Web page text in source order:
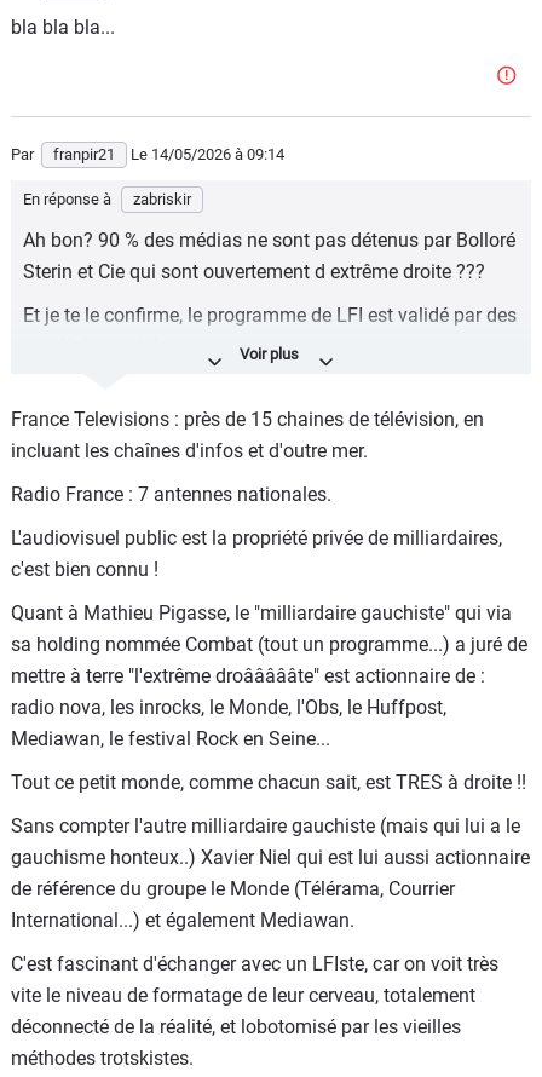
bla bla bla...
Par franpir21 Le 14/05/2026 à 09:14
En réponse à zabriskir
Ah bon? 90 % des médias ne sont pas détenus par Bolloré
Sterin et Cie qui sont ouvertement d extrême droite ???
Et je te le confirme, le programme de LFI est validé par des
argumenter comme font tous tes copains, mais c est
factuel.
France Televisions : près de 15 chaines de télévision, en
incluant les chaînes d'infos et d'outre mer.
Radio France : 7 antennes nationales.
L'audiovisuel public est la propriété privée de milliardaires,
c'est bien connu !
Quant à Mathieu Pigasse, le "milliardaire gauchiste" qui via
sa holding nommée Combat (tout un programme...) a juré de
mettre à terre "l'extrême droâââââte" est actionnaire de :
radio nova, les inrocks, le Monde, l'Obs, le Huffpost,
Mediawan, le festival Rock en Seine...
Tout ce petit monde, comme chacun sait, est TRES à droite !!
Sans compter l'autre milliardaire gauchiste (mais qui lui a le
gauchisme honteux..) Xavier Niel qui est lui aussi actionnaire
de référence du groupe le Monde (Télérama, Courrier
International...) et également Mediawan.
C'est fascinant d'échanger avec un LFIste, car on voit très
vite le niveau de formatage de leur cerveau, totalement
déconnecté de la réalité, et lobotomisé par les vieilles
méthodes trotskistes.